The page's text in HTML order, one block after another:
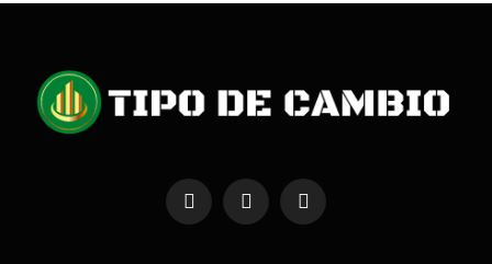
FacebookX
Instagram